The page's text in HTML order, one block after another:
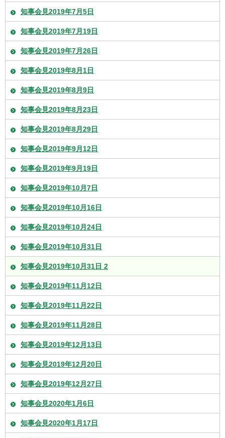
知事会見2019年7月5日
知事会見2019年7月19日
知事会見2019年7月26日
知事会見2019年8月1日
知事会見2019年8月9日
知事会見2019年8月23日
知事会見2019年8月29日
知事会見2019年9月12日
知事会見2019年9月19日
知事会見2019年10月7日
知事会見2019年10月16日
知事会見2019年10月24日
知事会見2019年10月31日
知事会見2019年10月31日 2
知事会見2019年11月12日
知事会見2019年11月22日
知事会見2019年11月28日
知事会見2019年12月13日
知事会見2019年12月20日
知事会見2019年12月27日
知事会見2020年1月6日
知事会見2020年1月17日